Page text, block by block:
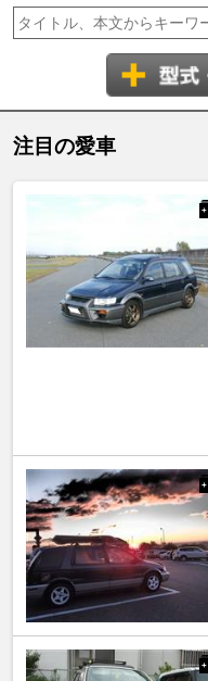
注目の愛車
+
+
+